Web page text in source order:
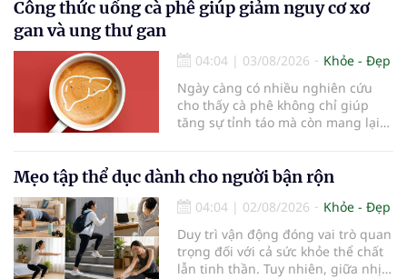
trẻ. Đây cũng là định hướng của
Trung tâm Nhãn nhi và Kiểm soát
Đô đưa vào hoạt động ngày 1/8.
Công thức uống cà phê giúp giảm nguy cơ xơ
gan và ung thư gan
04:04 | 03/08/2026
Khỏe - Đẹp
Ngày càng có nhiều nghiên cứu
cho thấy cà phê không chỉ giúp
tăng sự tỉnh táo mà còn mang lại
đóng vai trò lọc độc tố, chuyển hóa
thuốc và dự trữ nhiều vitamin,
khoáng chất thiết yếu nhưng cũng
rất dễ bị tổn thương…
Mẹo tập thể dục dành cho người bận rộn
04:04 | 02/08/2026
Khỏe - Đẹp
Duy trì vận động đóng vai trò quan
trọng đối với cả sức khỏe thể chất
lẫn tinh thần. Tuy nhiên, giữa nhịp